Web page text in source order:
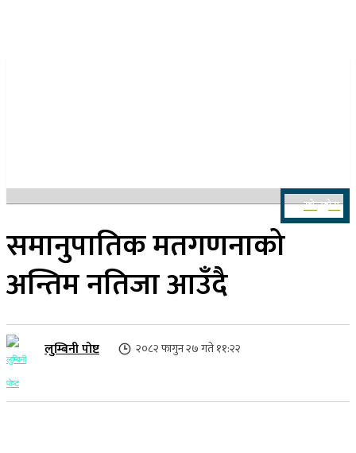
खोज्नुहोस
समानुपातिक मतगणनाको
अन्तिम नतिजा आउँदै
लुम्बिनी पोष्ट २०८२ फागुन २७ गते ११:२२